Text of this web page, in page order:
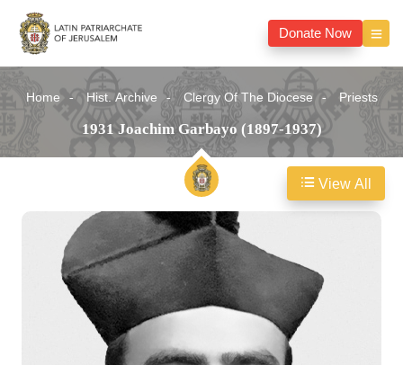
Donate Now
Home Hist. Archive Clergy Of The Diocese Priests
1931 Joachim Garbayo (1897-1937)
View All